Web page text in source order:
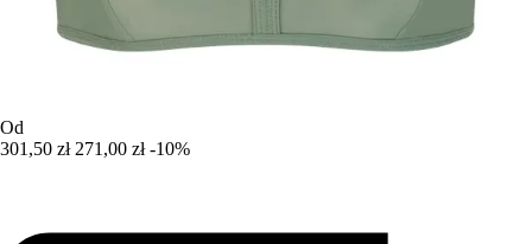
Od
301,50 zł 271,00 zł -10%